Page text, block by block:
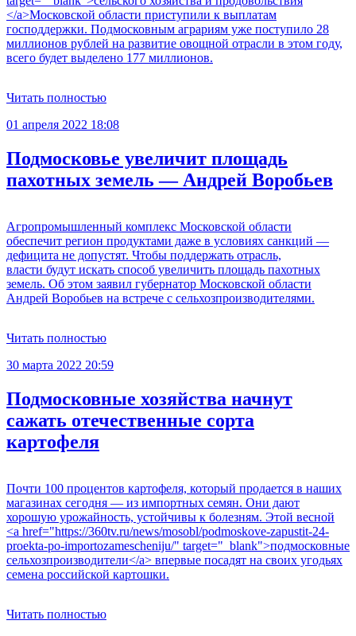
</a>Московской области приступили к выплатам
господдержки. Подмосковным аграриям уже поступило 28
миллионов рублей на развитие овощной отрасли в этом году,
всего будет выделено 177 миллионов.
Читать полностью
01 апреля 2022 18:08
Подмосковье увеличит площадь
пахотных земель — Андрей Воробьев
Агропромышленный комплекс Московской области
обеспечит регион продуктами даже в условиях санкций —
дефицита не допустят. Чтобы поддержать отрасль,
власти будут искать способ увеличить площадь пахотных
земель. Об этом заявил губернатор Московской области
Андрей Воробьев на встрече с сельхозпроизводителями.
Читать полностью
30 марта 2022 20:59
Подмосковные хозяйства начнут
сажать отечественные сорта
картофеля
Почти 100 процентов картофеля, который продается в наших
магазинах сегодня — из импортных семян. Они дают
хорошую урожайность, устойчивы к болезням. Этой весной
<a href="https://360tv.ru/news/mosobl/podmoskove-zapustit-24-
proekta-po-importozamescheniju/" target="_blank">подмосковные
сельхозпроизводители</a> впервые посадят на своих угодьях
семена российской картошки.
Читать полностью